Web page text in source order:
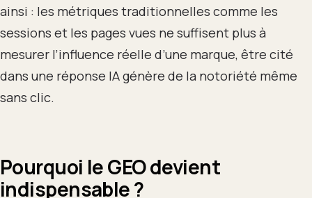
ainsi : les métriques traditionnelles comme les
sessions et les pages vues ne suffisent plus à
mesurer l’influence réelle d’une marque, être cité
dans une réponse IA génère de la notoriété même
sans clic.
Pourquoi le GEO devient
indispensable ?